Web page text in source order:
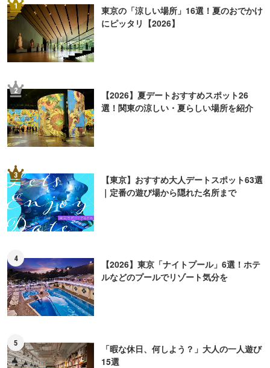
1
東京の「涼しい場所」16選！夏のおでかけ
にピッタリ【2026】
2
【2026】夏デートおすすめスポット26
選！関東の涼しい・夏らしい場所を紹介
3
【東京】おすすめ大人デートスポット63選
｜定番の遊び場から隠れた名所まで
4
【2026】東京「ナイトプール」6選！ホテ
ルなどのプールでリゾート気分を
5
「暇な休日、何しよう？」大人の一人遊び
15選